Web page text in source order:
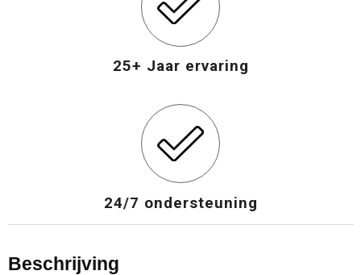
25+ Jaar ervaring
24/7 ondersteuning
Beschrijving